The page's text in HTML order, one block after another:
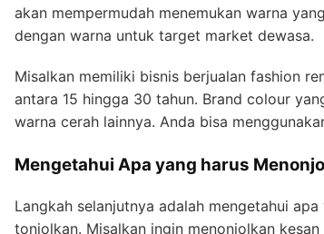
akan mempermudah menemukan warna
dengan warna untuk target market dewasa.
Misalkan memiliki bisnis berjualan fashion
antara 15 hingga 30 tahun. Brand colour
warna cerah lainnya. Anda bisa
Mengetahui Apa yang harus
Langkah selanjutnya adalah mengetahui
tonjolkan. Misalkan ingin menonjolkan